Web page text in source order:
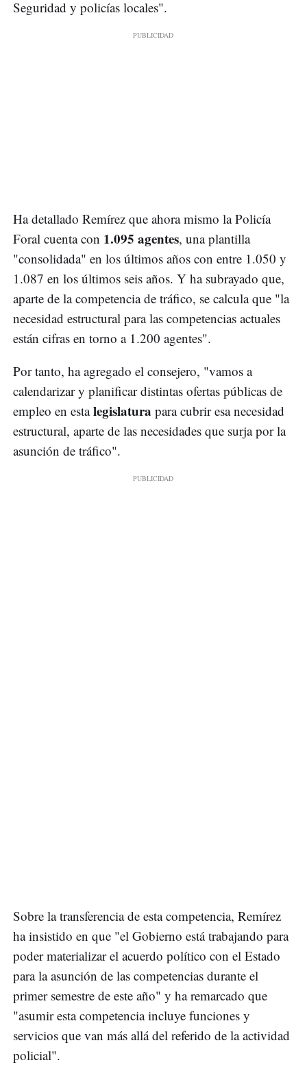
Seguridad y policías locales".
Ha detallado Remírez que ahora mismo la Policía
Foral cuenta con 1.095 agentes, una plantilla
"consolidada" en los últimos años con entre 1.050 y
1.087 en los últimos seis años. Y ha subrayado que,
aparte de la competencia de tráfico, se calcula que "la
necesidad estructural para las competencias actuales
están cifras en torno a 1.200 agentes".
Por tanto, ha agregado el consejero, "vamos a
calendarizar y planificar distintas ofertas públicas de
empleo en estalegislatura para cubrir esa necesidad
estructural, aparte de las necesidades que surja por la
asunción de tráfico".
Sobre la transferencia de esta competencia, Remírez
ha insistido en que "el Gobierno está trabajando para
poder materializar el acuerdo político con el Estado
para la asunción de las competencias durante el
primer semestre de este año" y ha remarcado que
"asumir esta competencia incluye funciones y
servicios que van más allá del referido de la actividad
policial".